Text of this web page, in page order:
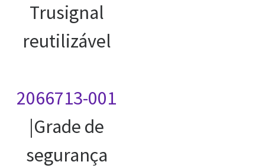
Trusignal
reutilizável
2066713-001
|Grade de
segurança